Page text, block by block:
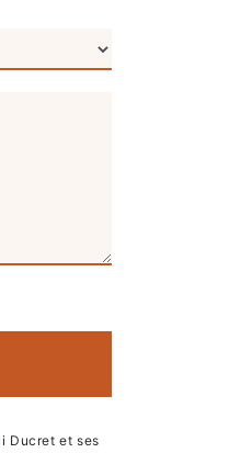
Ducret et ses